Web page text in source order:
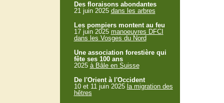
Des floraisons abondantes
21 juin 2025 dans les arbres
Les pompiers montent au feu
17 juin 2025 manoeuvres DFCI
dans les Vosges du Nord
Une association forestière qui
fête ses 100 ans
2025 à Bâle en Suisse
De l'Orient à l'Occident
10 et 11 juin 2025 la migration des
hêtres